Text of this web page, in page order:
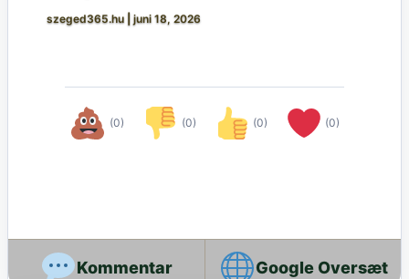
szeged365.hu juni 18, 2026
(0) (0) (0) (0)
Google Oversæt